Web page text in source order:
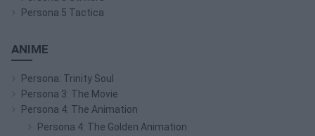
Persona 5 Tactica
ANIME
Persona: Trinity Soul
Persona 3: The Movie
Persona 4: The Animation
Persona 4: The Golden Animation